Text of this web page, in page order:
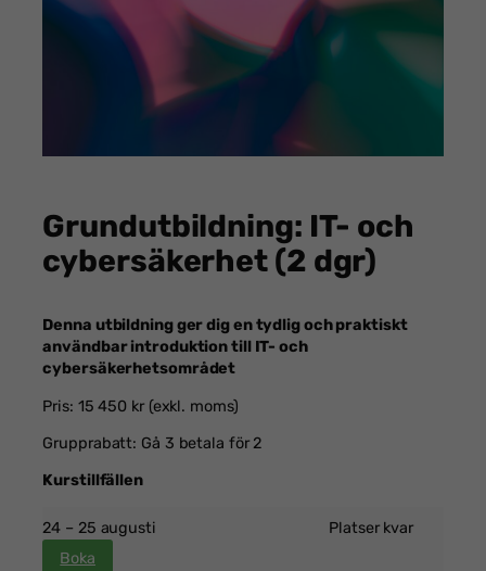
Grundutbildning: IT- och
cybersäkerhet (2 dgr)
Denna utbildning ger dig en tydlig och praktiskt
användbar introduktion till IT- och
cybersäkerhetsområdet
Pris: 15 450 kr (exkl. moms)
Grupprabatt: Gå 3 betala för 2
Kurstillfällen
24 – 25 augusti
Platser kvar
Boka